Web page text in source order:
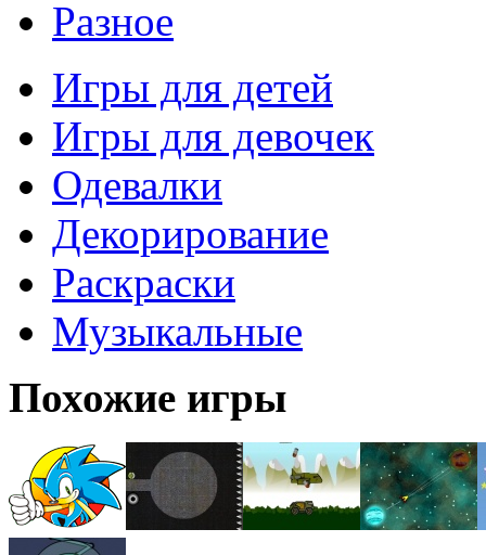
Разное
Игры для детей
Игры для девочек
Одевалки
Декорирование
Раскраски
Музыкальные
Похожие игры